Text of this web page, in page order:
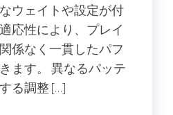
ウェイトや設定が付
応性により、プレイ
係なく一貫したパフ
ます。 異なるパッテ
る調整 […]